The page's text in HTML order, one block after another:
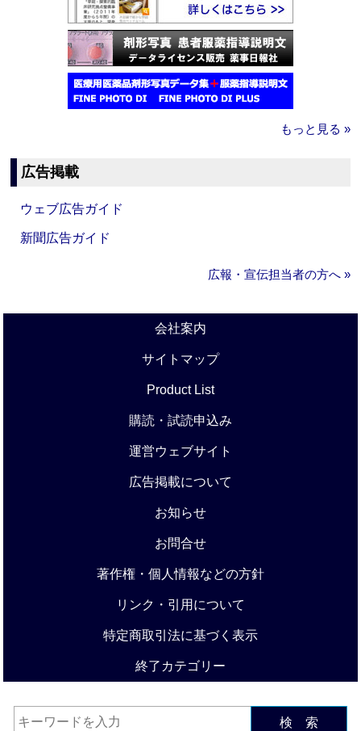
もっと見る »
広告掲載
ウェブ広告ガイド
新聞広告ガイド
広報・宣伝担当者の方へ »
会社案内
サイトマップ
Product List
購読・試読申込み
運営ウェブサイト
広告掲載について
お知らせ
お問合せ
著作権・個人情報などの方針
リンク・引用について
特定商取引法に基づく表示
終了カテゴリー
検 索